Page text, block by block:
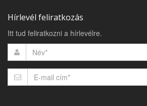
Hírlevél feliratkozás
Itt tud feliratkozni a hírlevélre.